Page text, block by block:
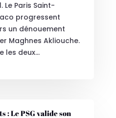
Le Paris Saint-
progressent
un dénouement
Maghnes Akliouche.
les deux...
: Le PSG valide son